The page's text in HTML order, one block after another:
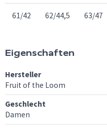
61/42 62/44,5 63/47
Eigenschaften
Hersteller
Fruit of the Loom
Geschlecht
Damen